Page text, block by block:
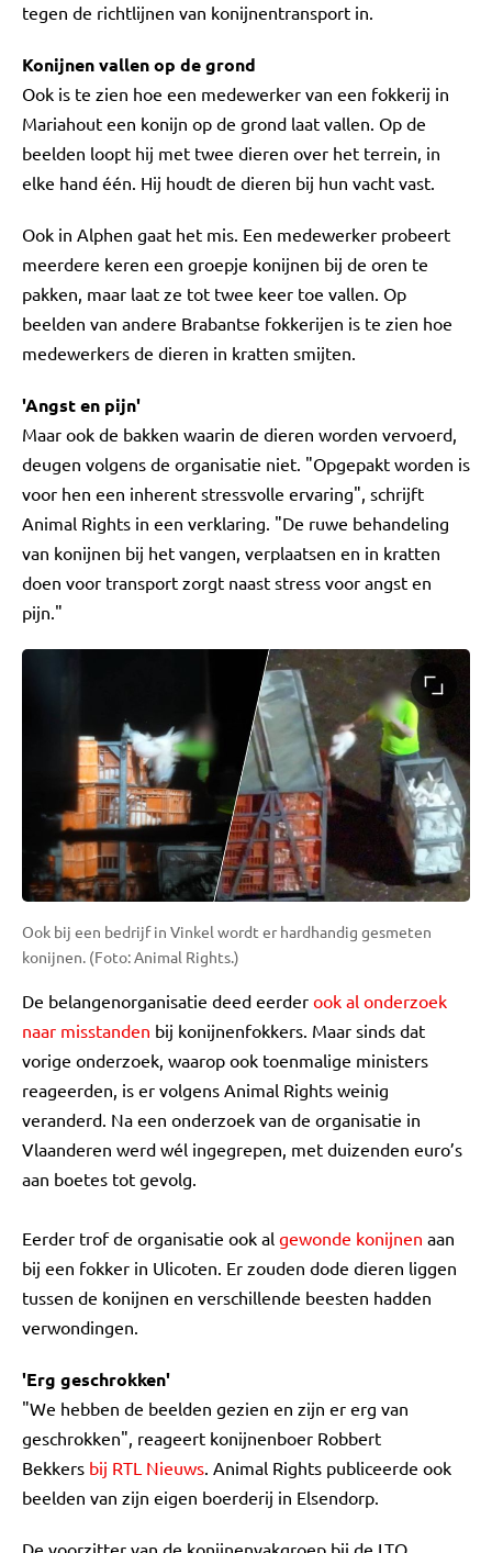
tegen de richtlijnen van konijnentransport in.
Konijnen vallen op de grond
Ook is te zien hoe een medewerker van een fokkerij in
Mariahout een konijn op de grond laat vallen. Op de
beelden loopt hij met twee dieren over het terrein, in
elke hand één. Hij houdt de dieren bij hun vacht vast.
Ook in Alphen gaat het mis. Een medewerker probeert
meerdere keren een groepje konijnen bij de oren te
pakken, maar laat ze tot twee keer toe vallen. Op
beelden van andere Brabantse fokkerijen is te zien hoe
medewerkers de dieren in kratten smijten.
'Angst en pijn'
Maar ook de bakken waarin de dieren worden vervoerd,
deugen volgens de organisatie niet. "Opgepakt worden is
voor hen een inherent stressvolle ervaring", schrijft
Animal Rights in een verklaring. "De ruwe behandeling
van konijnen bij het vangen, verplaatsen en in kratten
doen voor transport zorgt naast stress voor angst en
pijn."
Ook bij een bedrijf in Vinkel wordt er hardhandig gesmeten
konijnen. (Foto: Animal Rights.)
De belangenorganisatie deed eerder ook al onderzoek
naar misstanden bij konijnenfokkers. Maar sinds dat
vorige onderzoek, waarop ook toenmalige ministers
reageerden, is er volgens Animal Rights weinig
veranderd. Na een onderzoek van de organisatie in
Vlaanderen werd wél ingegrepen, met duizenden euro’s
aan boetes tot gevolg.
Eerder trof de organisatie ook al gewonde konijnen aan
bij een fokker in Ulicoten. Er zouden dode dieren liggen
tussen de konijnen en verschillende beesten hadden
verwondingen.
'Erg geschrokken'
"We hebben de beelden gezien en zijn er erg van
geschrokken", reageert konijnenboer Robbert
Bekkers bij RTL Nieuws . Animal Rights publiceerde ook
beelden van zijn eigen boerderij in Elsendorp.
De voorzitter van de konijnenvakgroep bij de LTO